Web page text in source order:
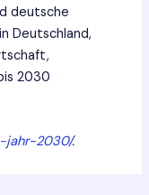
deutsche
Deutschland,
2030
jahr-2030/.